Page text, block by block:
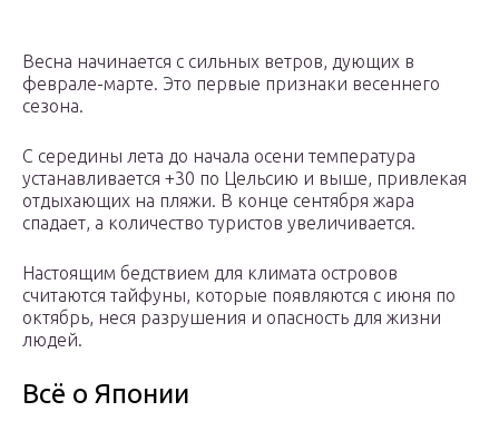
Весна начинается с сильных ветров, дующих в
феврале-марте. Это первые признаки весеннего
сезона.
С середины лета до начала осени температура
устанавливается +30 по Цельсию и выше, привлекая
отдыхающих на пляжи. В конце сентября жара
спадает, а количество туристов увеличивается.
Настоящим бедствием для климата островов
считаются тайфуны, которые появляются с июня по
октябрь, неся разрушения и опасность для жизни
людей.
Всё о Японии